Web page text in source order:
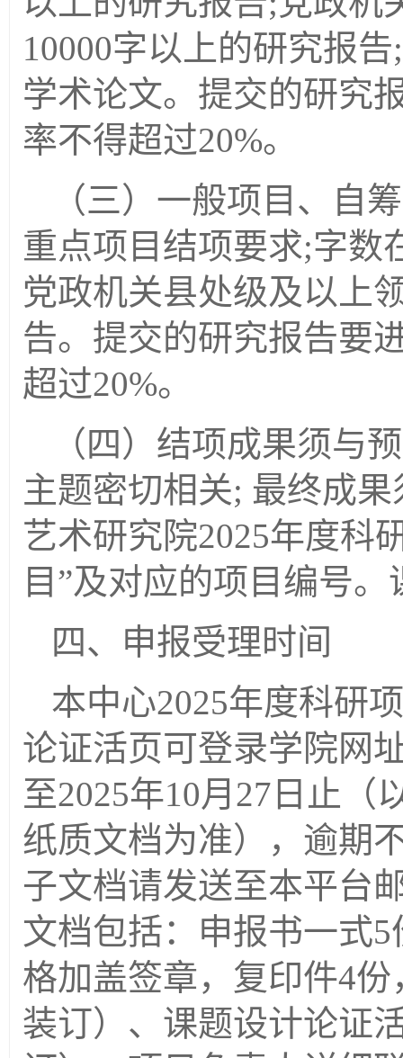
10000字以上的研究报
学术论文。提交的研究
率不得超过20%。
（三） 一般项目、自
重点项目结项要求;字数
党政机关县处级及以上
告。提交的研究报告要
超过20%。
（四） 结项成果须与
主题密切相关; 最终成
艺术研究院2025年度科
目”及对应的项目编号
四、申报受理时间
本中心2025年度科研
论证活页可登录学院网
至2025年10月27 日止（
纸质文档为准），逾期
子文档请发送至本平台
文档包括：申报书一式
格加盖签章，复印件4份
装订）、课题设计论证